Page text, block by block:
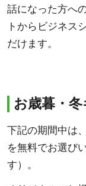
話になった方へ
トからビジネス
だけます。
お歳暮・
下記の期間中は
を無料でお選び
す）。